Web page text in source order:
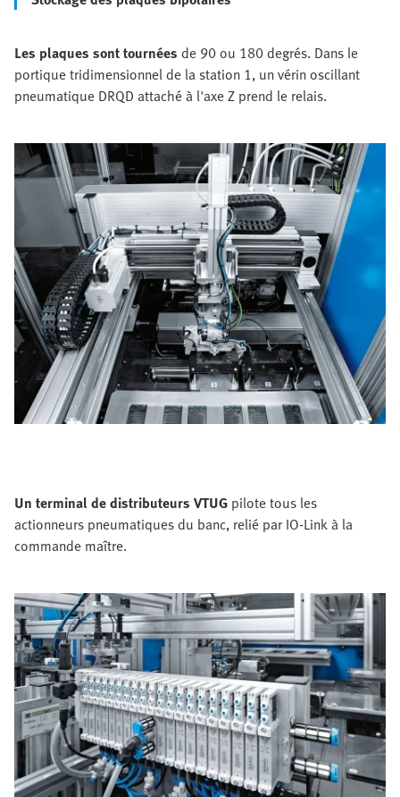
Les plaques sont tournées de 90 ou 180 degrés. Dans le
portique tridimensionnel de la station 1, un vérin oscillant
pneumatique DRQD attaché à l'axe Z prend le relais.
Un terminal de distributeurs VTUG pilote tous les
actionneurs pneumatiques du banc, relié par IO-Link à la
commande maître.